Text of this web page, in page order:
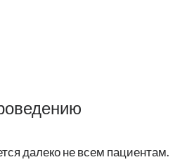
далеко не всем пациентам.